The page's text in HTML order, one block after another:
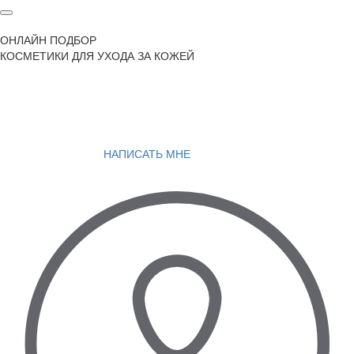
ОНЛАЙН ПОДБОР
КОСМЕТИКИ ДЛЯ УХОДА ЗА КОЖЕЙ
НАПИСАТЬ МНЕ